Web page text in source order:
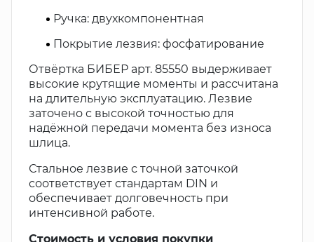
Ручка: двухкомпонентная
Покрытие лезвия: фосфатирование
Отвёртка БИБЕР арт. 85550 выдерживает
высокие крутящие моменты и рассчитана
на длительную эксплуатацию. Лезвие
заточено с высокой точностью для
надёжной передачи момента без износа
шлица.
Стальное лезвие с точной заточкой
соответствует стандартам DIN и
обеспечивает долговечность при
интенсивной работе.
Стоимость и условия покупки